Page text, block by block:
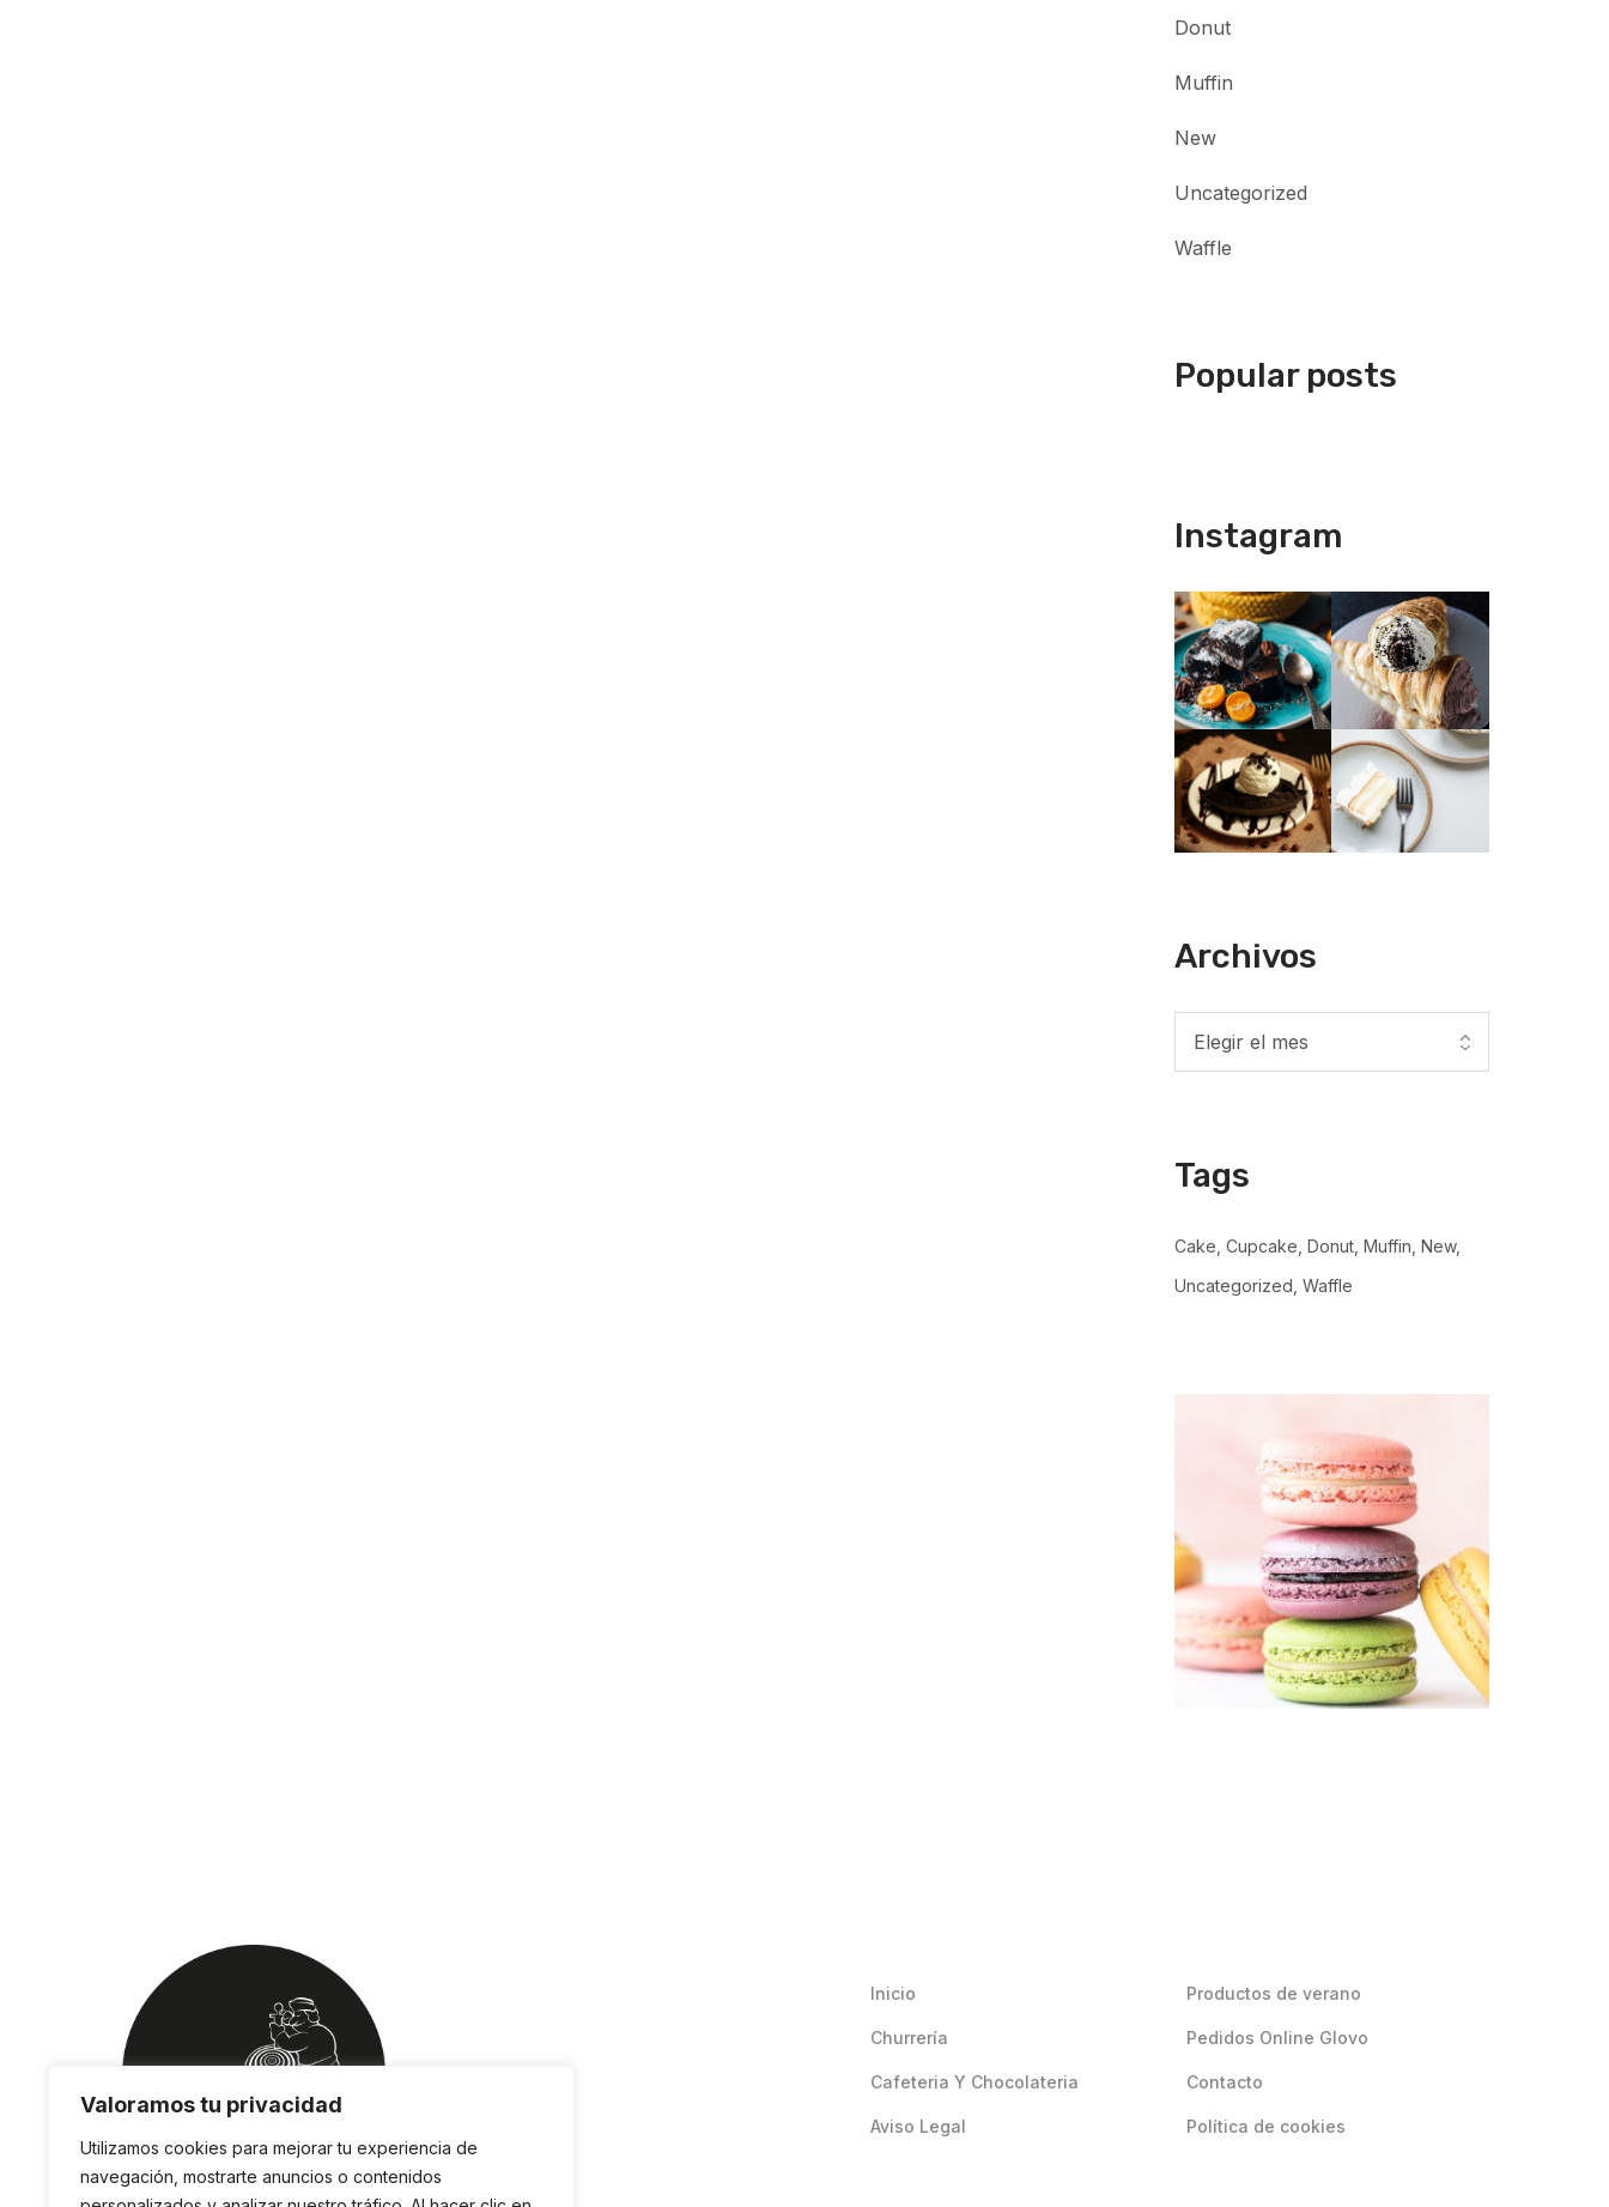
Valoramos tu privacidad
Utilizamos cookies para mejorar tu experiencia de
navegación, mostrarte anuncios o contenidos
Donut
Muffin
New
Uncategorized
Waffle
Popular posts
Instagram
Archivos
Tags
Cake Cupcake Donut Muffin New
Uncategorized Waffle
Inicio
Churrería
Cafeteria Y Chocolateria
Aviso Legal
Productos de verano
Pedidos Online Glovo
Contacto
Política de cookies